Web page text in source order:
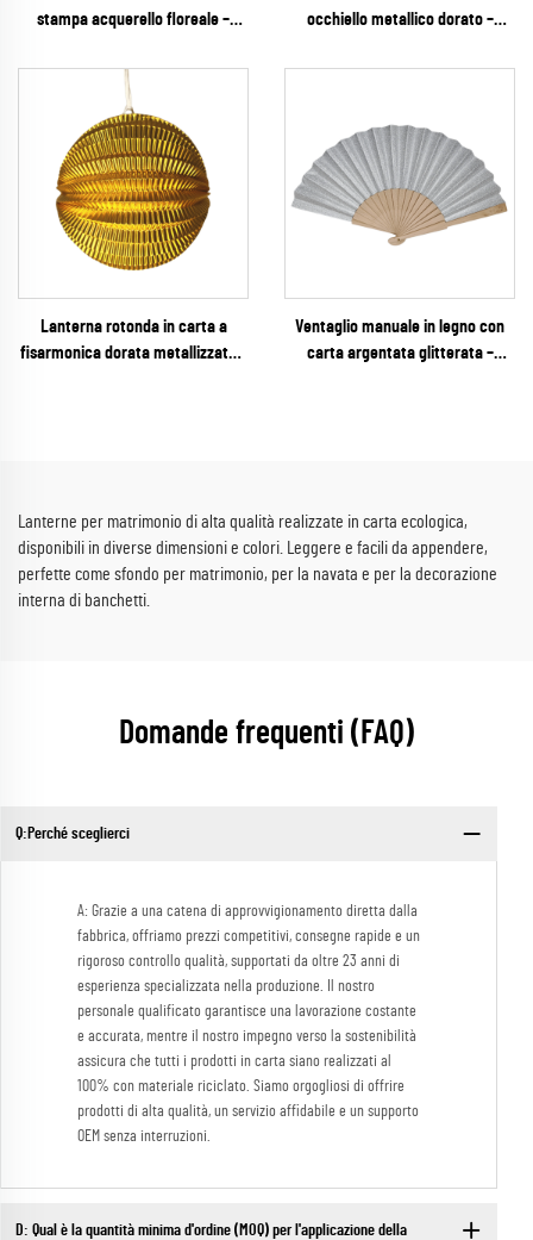
stampa acquerello floreale –
pastello per matrimoni primaverili
e feste in giardino
occhiello metallico dorato –
ritagli floreali per matrimoni, galà
Lanterna rotonda in carta a
fisarmonica dorata metallizzata –
Ventaglio manuale in legno con
carta argentata glitterata –
Lanterne per matrimonio di alta qualità realizzate in carta ecologica,
disponibili in diverse dimensioni e colori. Leggere e facili da appendere,
perfette come sfondo per matrimonio, per la navata e per la decorazione
interna di banchetti.
Domande frequenti (FAQ)
Q:Perché sceglierci
A: Grazie a una catena di approvvigionamento diretta dalla
fabbrica, offriamo prezzi competitivi, consegne rapide e un
rigoroso controllo qualità, supportati da oltre 23 anni di
esperienza specializzata nella produzione. Il nostro
personale qualificato garantisce una lavorazione costante
e accurata, mentre il nostro impegno verso la sostenibilità
assicura che tutti i prodotti in carta siano realizzati al
100% con materiale riciclato. Siamo orgogliosi di offrire
prodotti di alta qualità, un servizio affidabile e un supporto
OEM senza interruzioni.
D: Qual è la quantità minima d'ordine (MOQ) per l'applicazione della